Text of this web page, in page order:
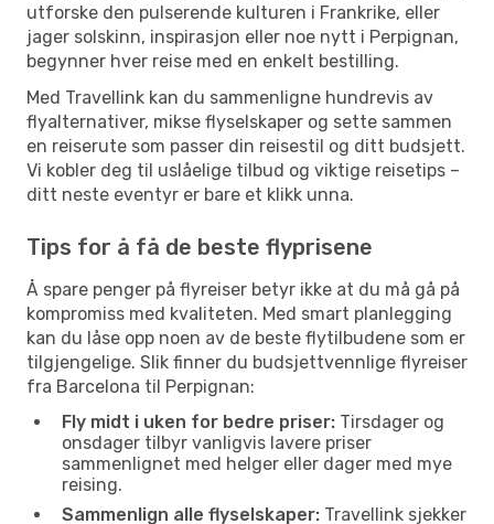
utforske den pulserende kulturen i Frankrike, eller
jager solskinn, inspirasjon eller noe nytt i Perpignan,
begynner hver reise med en enkelt bestilling.
Med Travellink kan du sammenligne hundrevis av
flyalternativer, mikse flyselskaper og sette sammen
en reiserute som passer din reisestil og ditt budsjett.
Vi kobler deg til uslåelige tilbud og viktige reisetips –
ditt neste eventyr er bare et klikk unna.
Tips for å få de beste flyprisene
Å spare penger på flyreiser betyr ikke at du må gå på
kompromiss med kvaliteten. Med smart planlegging
kan du låse opp noen av de beste flytilbudene som er
tilgjengelige. Slik finner du budsjettvennlige flyreiser
fra Barcelona til Perpignan:
Fly midt i uken for bedre priser: Tirsdager og
onsdager tilbyr vanligvis lavere priser
sammenlignet med helger eller dager med mye
reising.
Sammenlign alle flyselskaper: Travellink sjekker